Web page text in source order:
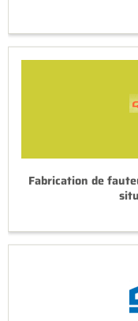
Fabrication de